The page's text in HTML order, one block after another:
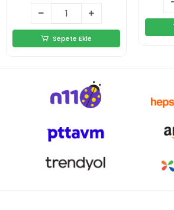
Sepete Ekle